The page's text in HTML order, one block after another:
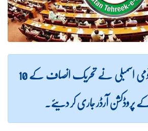
(لاہور نیوز) سپیکر قومی اسمبلی نے تحریک انصاف کے 10
پروڈکشن آرڈر جاری کر دیئے۔